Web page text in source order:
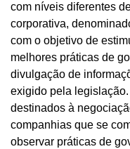
com níveis diferentes
corporativa,
com o objetivo de
melhores práticas de
divulgação de
exigido pela
destinados à
companhias que se
observar práticas de